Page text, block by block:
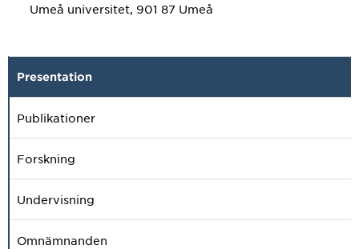
Umeå universitet, 901 87 Umeå
Presentation
Publikationer
Forskning
Undervisning
Omnämnanden